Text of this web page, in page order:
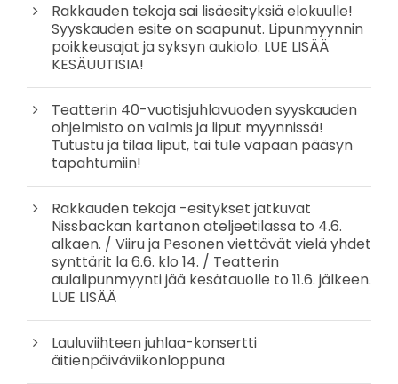
Rakkauden tekoja sai lisäesityksiä elokuulle!
Syyskauden esite on saapunut. Lipunmyynnin
poikkeusajat ja syksyn aukiolo. LUE LISÄÄ
KESÄUUTISIA!
Teatterin 40-vuotisjuhlavuoden syyskauden
ohjelmisto on valmis ja liput myynnissä!
Tutustu ja tilaa liput, tai tule vapaan pääsyn
tapahtumiin!
Rakkauden tekoja -esitykset jatkuvat
Nissbackan kartanon ateljeetilassa to 4.6.
alkaen. / Viiru ja Pesonen viettävät vielä yhdet
synttärit la 6.6. klo 14. / Teatterin
aulalipunmyynti jää kesätauolle to 11.6. jälkeen.
LUE LISÄÄ
Lauluviihteen juhlaa-konsertti
äitienpäiväviikonloppuna